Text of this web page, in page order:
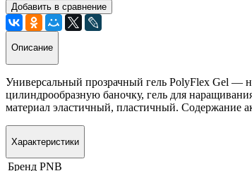
Добавить в сравнение
Описание
Универсальный прозрачный гель PolyFlex Gel —
цилиндрообразную баночку, гель для
материал эластичный, пластичный. Содержание
Характеристики
Бренд PNB